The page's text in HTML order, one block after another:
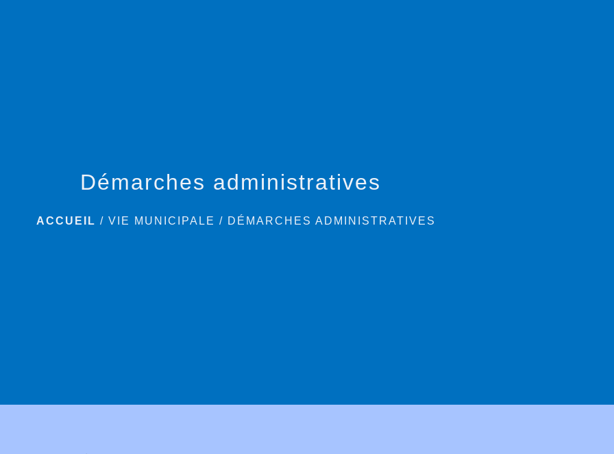
Démarches administratives
ACCUEIL /VIE MUNICIPALE / DÉMARCHES ADMINISTRATIVES